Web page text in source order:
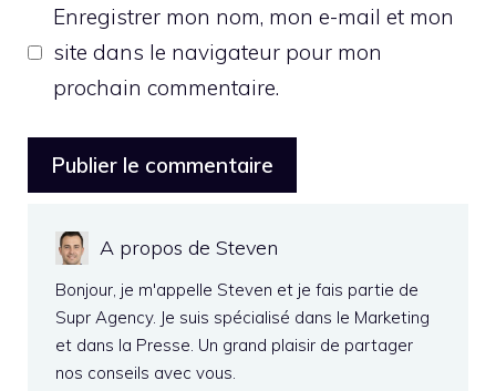
Enregistrer mon nom, mon e-mail et mon
site dans le navigateur pour mon
prochain commentaire.
A propos de Steven
Bonjour, je m'appelle Steven et je fais partie de
Supr Agency. Je suis spécialisé dans le Marketing
et dans la Presse. Un grand plaisir de partager
nos conseils avec vous.